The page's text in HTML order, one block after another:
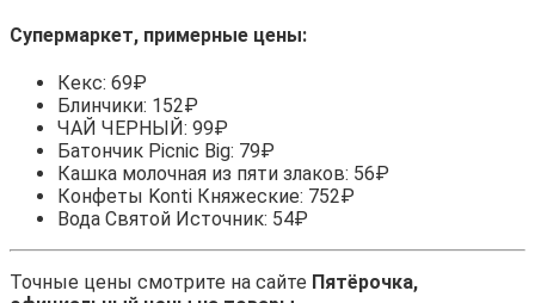
Супермаркет, примерные цены:
Кекс: 69₽
Блинчики: 152₽
ЧАЙ ЧЕРНЫЙ: 99₽
Батончик Picnic Big: 79₽
Кашка молочная из пяти злаков: 56₽
Конфеты Konti Княжеские: 752₽
Вода Святой Источник: 54₽
Точные цены смотрите на сайте Пятёрочка,